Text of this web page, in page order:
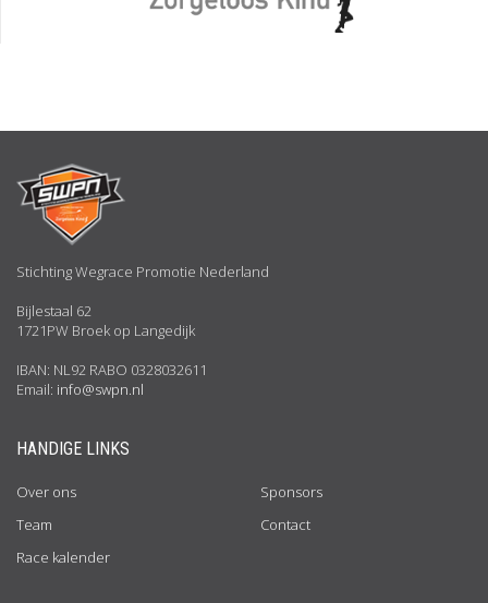
Stichting Wegrace Promotie Nederland
Bijlestaal 62
1721PW Broek op Langedijk
IBAN: NL92 RABO 0328032611
Email: info@swpn.nl
HANDIGE LINKS
Over ons
Team
Race kalender
Sponsors
Contact